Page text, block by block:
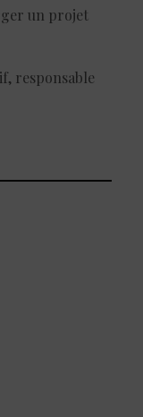
un projet
responsable